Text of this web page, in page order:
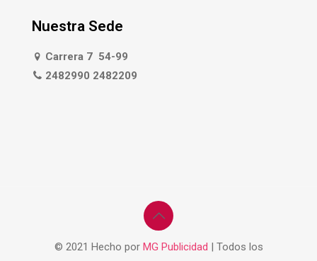
Nuestra Sede
Carrera 7 54-99
2482990 2482209
© 2021 Hecho por MG Publicidad | Todos los